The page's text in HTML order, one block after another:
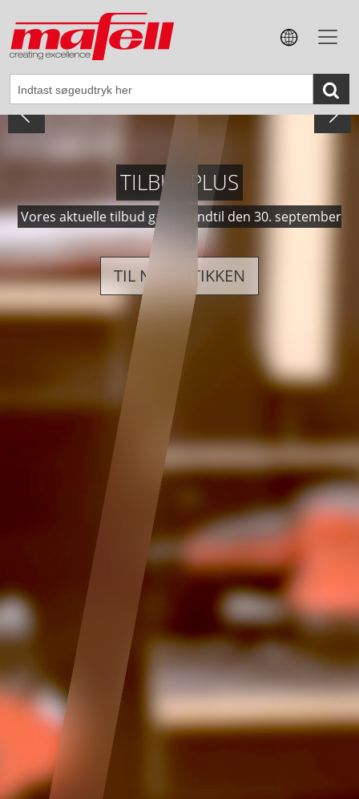
SAVEN, DER OPFYLDER
FREMTIDENS KRAV.
Den nye håndrundsav K 105 | K 105-18
ERFAR MERE